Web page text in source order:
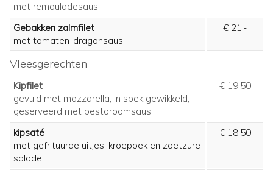
met remouladesaus
Gebakken zalmfilet
met tomaten-dragonsaus
€ 21,-
Vleesgerechten
Kipfilet
gevuld met mozzarella, in spek gewikkeld,
geserveerd met pestoroomsaus
€ 19,50
kipsaté
met gefrituurde uitjes, kroepoek en zoetzure
salade
€ 18,50